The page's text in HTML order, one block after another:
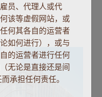
员、代理人或代
该等虚假网站，或
何其各自的运营者
如何进行），或与
的运营者进行任何
无论是直接还是间
承担任何责任。